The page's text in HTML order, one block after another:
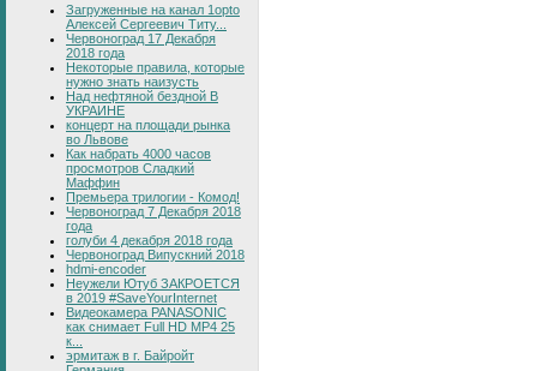
Загруженные на канал 1opto
Алексей Сергеевич Титу...
Червоноград 17 Декабря
2018 года
Некоторые правила, которые
нужно знать наизусть
Над нефтяной бездной В
УКРАИНЕ
концерт на площади рынка
во Львове
Как набрать 4000 часов
просмотров Сладкий
Маффин
Премьера трилогии - Комод!
Червоноград 7 Декабря 2018
года
голуби 4 декабря 2018 года
Червоноград Випускний 2018
hdmi-encoder
Неужели Ютуб ЗАКРОЕТСЯ
в 2019 #SaveYourInternet
Видеокамера PANASONIC
как снимает Full HD MP4 25
к...
эрмитаж в г. Байройт